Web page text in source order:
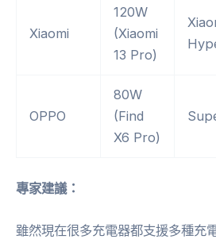
Xiaomi
120W
(Xiaomi
13 Pro)
OPPO
80W
(Find
X6 Pro)
專家建議：
雖然現在很多充電器都支援多種充